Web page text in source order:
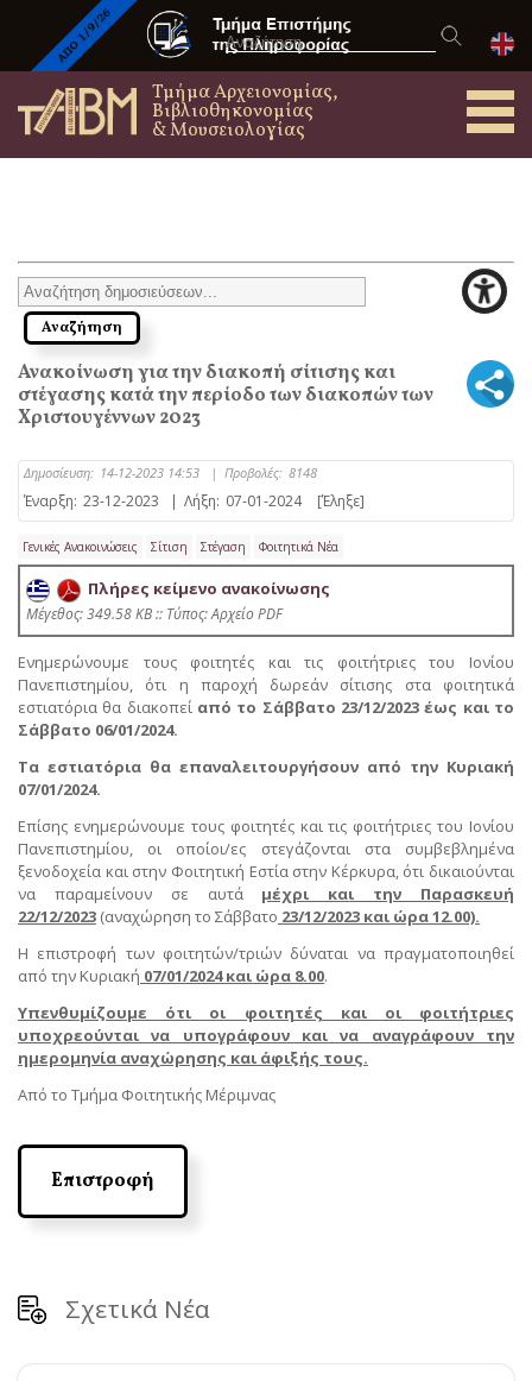
Τμήμα Αρχειονομίας,
Βιβλιοθηκονομίας
& Μουσειολογίας
Ανακοίνωση για την διακοπή σίτισης και
στέγασης κατά την περίοδο των διακοπών των
Χριστουγέννων 2023
Δημοσίευση: 14-12-2023 14:53 | Προβολές: 8148
Έναρξη: 23-12-2023 | Λήξη: 07-01-2024 [Έληξε]
Γενικές Ανακοινώσεις Σίτιση Στέγαση Φοιτητικά Νέα
Πλήρες κείμενο ανακοίνωσης
Mέγεθος: 349.58 KB :: Τύπος: Αρχείο PDF
Ενημερώνουμε τους φοιτητές και τις φοιτήτριες του Ιονίου
Πανεπιστημίου, ότι η παροχή δωρεάν σίτισης στα φοιτητικά
εστιατόρια θα διακοπεί από το Σάββατο 23/12/2023 έως και το
Σάββατο 06/01/2024.
Τα εστιατόρια θα επαναλειτουργήσουν από την Κυριακή
07/01/2024.
Επίσης ενημερώνουμε τους φοιτητές και τις φοιτήτριες του Ιονίου
Πανεπιστημίου, οι οποίοι/ες στεγάζονται στα συμβεβλημένα
ξενοδοχεία και στην Φοιτητική Εστία στην Κέρκυρα, ότι δικαιούνται
να παραμείνουν σε αυτά
μέχρι και την Παρασκευή
22/12/2023 (αναχώρηση το Σάββατο 23/12/2023 και ώρα 12.00).
Η επιστροφή των φοιτητών/τριών δύναται να πραγματοποιηθεί
από την Κυριακή 07/01/2024 και ώρα 8.00.
Υπενθυμίζουμε ότι οι φοιτητές και οι φοιτήτριες
υποχρεούνται να υπογράφουν και να αναγράφουν την
ημερομηνία αναχώρησης και άφιξής τους.
Από το Τμήμα Φοιτητικής Μέριμνας
Επιστροφή
Σχετικά Νέα